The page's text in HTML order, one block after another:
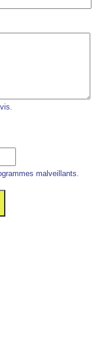
malveillants.